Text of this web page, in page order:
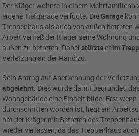
Der Kläger wohnte in einem
eigene Tiefgarage verfügte. Die Garage
Treppenhaus als auch von außen betreten
Arbeit verließ der Kläger seine Wohnung
außen zu betreten. Dabeistürzte er im
Verletzung an der Hand zu.
Sein Antrag auf Anerkennung der
abgelehnt. Dies wurde damit begründet,
Wohngebäude eine Einheit bilde. Erst
durchschritten worden ist, liegt ein
hat der Kläger mit Betreten des
wieder verlassen, da das Treppenhaus